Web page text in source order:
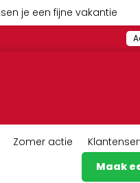
je een fijne vakantie
Zomer actie
Maak